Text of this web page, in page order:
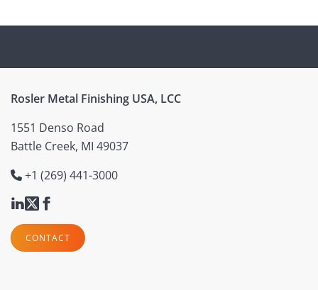
Rosler Metal Finishing USA, LCC
1551 Denso Road
Battle Creek, MI 49037
+1 (269) 441-3000
CONTACT